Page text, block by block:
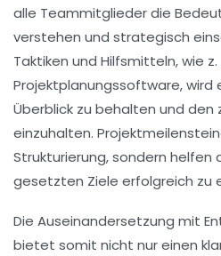
alle Teammitglieder die
verstehen und strategisch
Taktiken und Hilfsmitteln, wie
Projektplanungssoftware, wird
Überblick zu behalten und den
einzuhalten.
Strukturierung, sondern helfen
gesetzten Ziele erfolgreich zu
Die Auseinandersetzung mit
bietet somit nicht nur einen